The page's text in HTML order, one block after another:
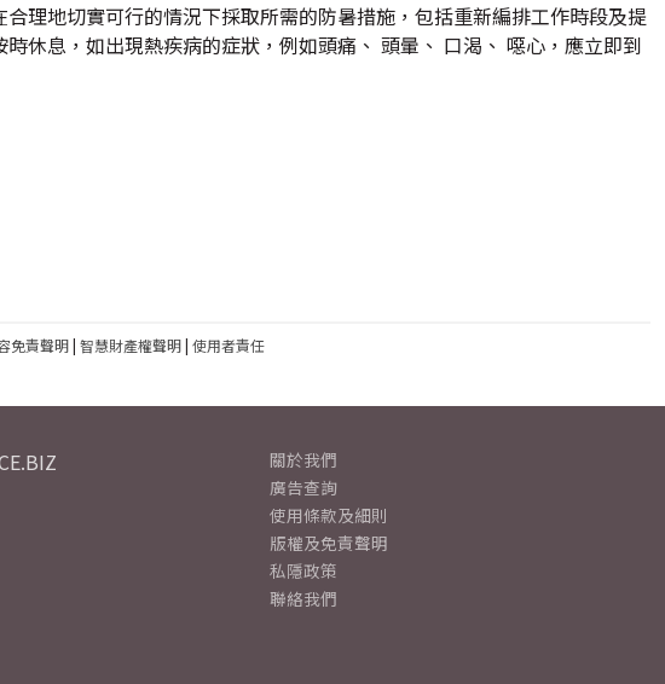
理地切實可行的情況下採取所需的防暑措施，包括重新編排工作時段及提
休息，如出現熱疾病的症狀，例如頭痛、 頭暈、 口渴、 噁心，應立即到
免責聲明| 智慧財產權聲明| 使用者責任
關於我們
廣告查詢
使用條款及細則
版權及免責聲明
私隱政策
聯絡我們